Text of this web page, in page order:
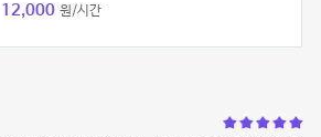
12,000 원/시간